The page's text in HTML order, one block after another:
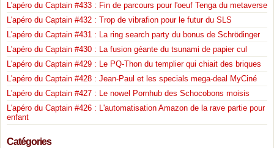
L'apéro du Captain #433 : Fin de parcours pour l'oeuf Tenga du metaverse
L'apéro du Captain #432 : Trop de vibrafion pour le futur du SLS
L'apéro du Captain #431 : La ring search party du bonus de Schrödinger
L'apéro du Captain #430 : La fusion géante du tsunami de papier cul
L'apéro du Captain #429 : Le PQ-Thon du templier qui chiait des briques
L'apéro du Captain #428 : Jean-Paul et les specials mega-deal MyCiné
L'apéro du Captain #427 : Le nowel Pornhub des Schocobons moisis
L'apéro du Captain #426 : L'automatisation Amazon de la rave partie pour
enfant
Catégories